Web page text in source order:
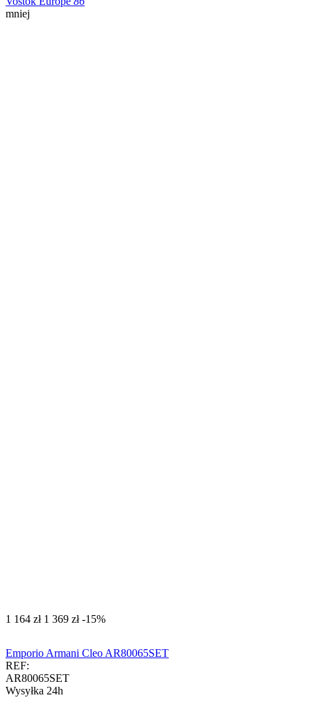
mniej
‍1 164‍ zł ‍1 369‍ zł -15%
Emporio Armani Cleo AR80065SET
REF:
AR80065SET
Wysyłka 24h